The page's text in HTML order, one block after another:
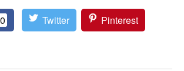
0 Twitter Pinterest